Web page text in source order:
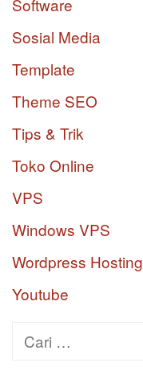
Software
Sosial Media
Template
Theme SEO
Tips & Trik
Toko Online
VPS
Windows VPS
Wordpress Hosting
Youtube
Cari